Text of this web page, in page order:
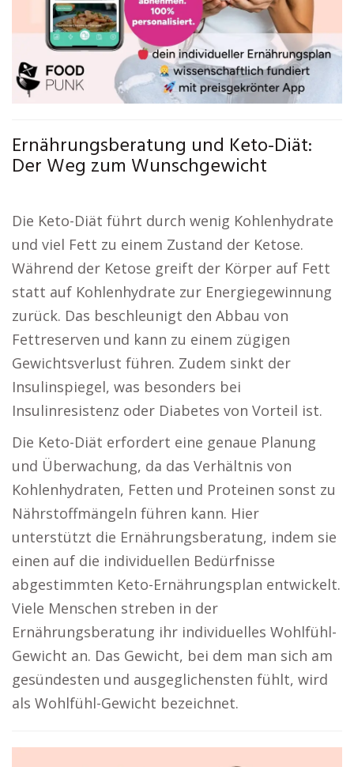
Ernährungsberatung und Keto-Diät:
Der Weg zum Wunschgewicht
Die Keto-Diät führt durch wenig Kohlenhydrate
und viel Fett zu einem Zustand der Ketose.
Während der Ketose greift der Körper auf Fett
statt auf Kohlenhydrate zur Energiegewinnung
zurück. Das beschleunigt den Abbau von
Fettreserven und kann zu einem zügigen
Gewichtsverlust führen. Zudem sinkt der
Insulinspiegel, was besonders bei
Insulinresistenz oder Diabetes von Vorteil ist.
Die Keto-Diät erfordert eine genaue Planung
und Überwachung, da das Verhältnis von
Kohlenhydraten, Fetten und Proteinen sonst zu
Nährstoffmängeln führen kann. Hier
unterstützt die Ernährungsberatung, indem sie
einen auf die individuellen Bedürfnisse
abgestimmten Keto-Ernährungsplan entwickelt.
Viele Menschen streben in der
Ernährungsberatung ihr individuelles Wohlfühl-
Gewicht an. Das Gewicht, bei dem man sich am
gesündesten und ausgeglichensten fühlt, wird
als Wohlfühl-Gewicht bezeichnet.